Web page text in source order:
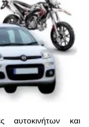
αυτοκινήτων και